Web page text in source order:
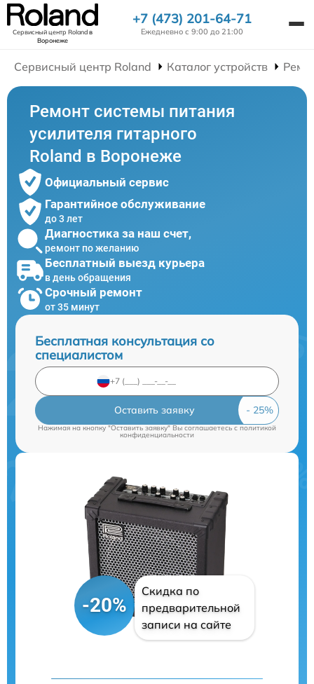
Сервисный центр Rolandв
Воронеже
+7 (473) 201-64-71
Ежедневно с 9:00 до 21:00
Сервисный центр Roland Каталог устройств
Ремонт системы питания
усилителя гитарного
Roland в Воронеже
Официальный сервис
Гарантийное обслуживание
до 3 лет
Диагностика за наш счет,
ремонт по желанию
Бесплатный выезд курьера
в день обращения
Срочный ремонт
от 35 минут
Бесплатная консультация со
специалистом
Оставить заявку
Нажимая на кнопку "Оставить заявку" Вы соглашаетесь cполитикой
конфиденциальности
-20%
Скидка по
предварительной
записи на сайте